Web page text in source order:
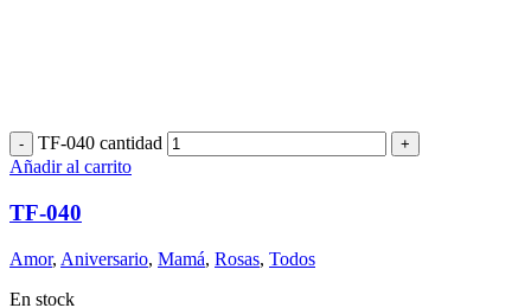
TF-040 cantidad
Añadir al carrito
TF-040
Amor, Aniversario, Mamá, Rosas, Todos
En stock